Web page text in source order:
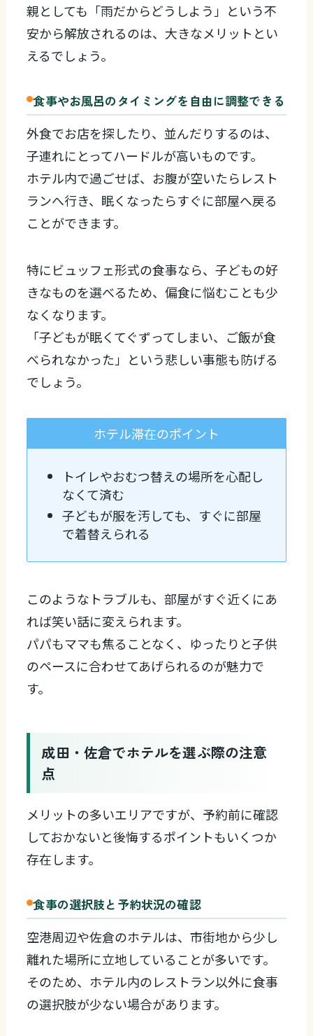
親としても「雨だからどうしよう」という不
安から解放されるのは、大きなメリットとい
えるでしょう。
食事やお風呂のタイミングを自由に調整できる
外食でお店を探したり、並んだりするのは、
子連れにとってハードルが高いものです。
ホテル内で過ごせば、お腹が空いたらレスト
ランへ行き、眠くなったらすぐに部屋へ戻る
ことができます。
特にビュッフェ形式の食事なら、子どもの好
きなものを選べるため、偏食に悩むことも少
なくなります。
「子どもが眠くてぐずってしまい、ご飯が食
べられなかった」という悲しい事態も防げる
でしょう。
ホテル滞在のポイント
トイレやおむつ替えの場所を心配し
なくて済む
子どもが服を汚しても、すぐに部屋
で着替えられる
このようなトラブルも、部屋がすぐ近くにあ
れば笑い話に変えられます。
パパもママも焦ることなく、ゆったりと子供
のペースに合わせてあげられるのが魅力で
す。
成田・佐倉でホテルを選ぶ際の注意
点
メリットの多いエリアですが、予約前に確認
しておかないと後悔するポイントもいくつか
存在します。
食事の選択肢と予約状況の確認
空港周辺や佐倉のホテルは、市街地から少し
離れた場所に立地していることが多いです。
そのため、ホテル内のレストラン以外に食事
の選択肢が少ない場合があります。